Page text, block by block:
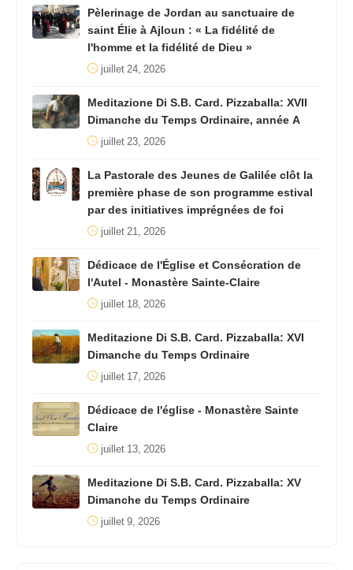
Pèlerinage de Jordan au sanctuaire de
saint Élie à Ajloun : « La fidélité de
l'homme et la fidélité de Dieu »
juillet 24, 2026
Meditazione Di S.B. Card. Pizzaballa: XVII
Dimanche du Temps Ordinaire, année A
juillet 23, 2026
La Pastorale des Jeunes de Galilée clôt la
première phase de son programme estival
par des initiatives imprégnées de foi
juillet 21, 2026
Dédicace de l'Église et Consécration de
l'Autel - Monastère Sainte-Claire
juillet 18, 2026
Meditazione Di S.B. Card. Pizzaballa: XVI
Dimanche du Temps Ordinaire
juillet 17, 2026
Dédicace de l'église - Monastère Sainte
Claire
juillet 13, 2026
Meditazione Di S.B. Card. Pizzaballa: XV
Dimanche du Temps Ordinaire
juillet 9, 2026